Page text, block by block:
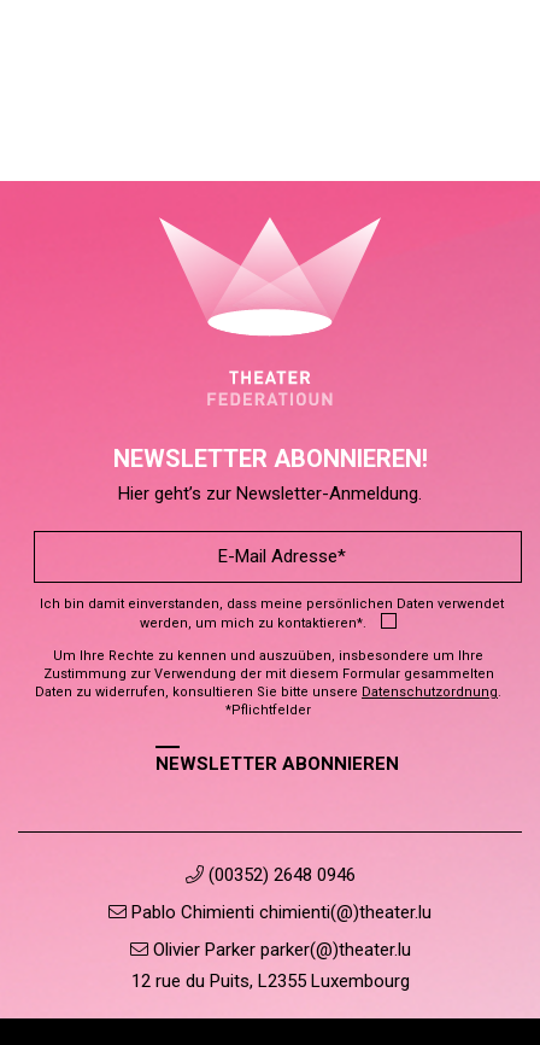
NEWSLETTER ABONNIEREN!
Hier geht’s zur Newsletter-Anmeldung.
Ich bin damit einverstanden, dass meine persönlichen Daten verwendet
werden, um mich zu kontaktieren*.
Um Ihre Rechte zu kennen und auszuüben, insbesondere um Ihre
Zustimmung zur Verwendung der mit diesem Formular gesammelten
Daten zu widerrufen, konsultieren Sie bitte unsere Datenschutzordnung.
*Pflichtfelder
NEWSLETTER ABONNIEREN
(00352) 2648 0946
Pablo Chimienti chimienti(@)theater.lu
Olivier Parker parker(@)theater.lu
12 rue du Puits, L2355 Luxembourg